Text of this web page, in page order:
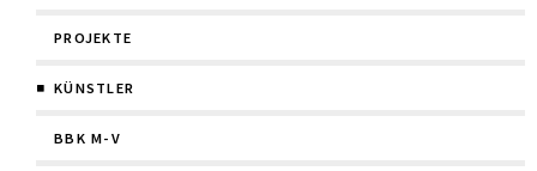
PROJEKTE
KÜNSTLER
BBK M-V